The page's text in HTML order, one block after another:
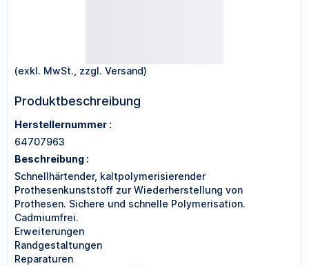
(exkl. MwSt., zzgl. Versand)
Produktbeschreibung
Herstellernummer :
64707963
Beschreibung :
Schnellhärtender, kaltpolymerisierender
Prothesenkunststoff zur Wiederherstellung von
Prothesen. Sichere und schnelle Polymerisation.
Cadmiumfrei.
Erweiterungen
Randgestaltungen
Reparaturen